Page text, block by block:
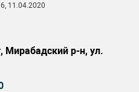
11.04.2020
Мирабадский р-н, ул.